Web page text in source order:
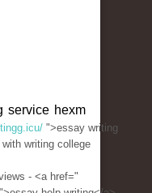
service hexm
">essay writing
writing college
- <a href="